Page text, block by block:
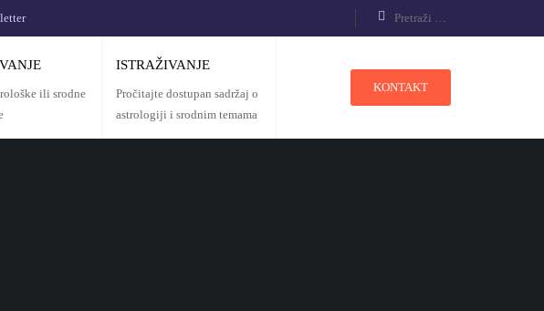
ili srodne
ISTRAŽIVANJE
Pročitajte dostupan sadržaj o
astrologiji i srodnim temama
KONTAKT